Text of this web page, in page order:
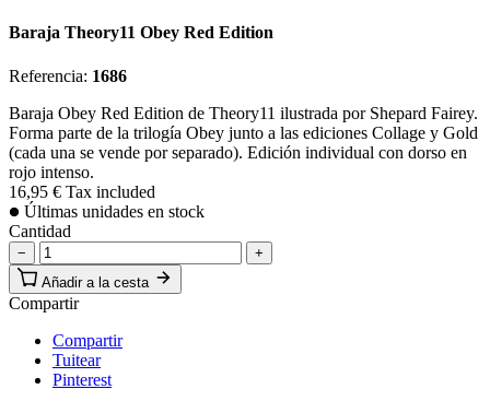
Baraja Theory11 Obey Red Edition
Referencia: 1686
Baraja Obey Red Edition de Theory11 ilustrada por Shepard Fairey.
Forma parte de la trilogía Obey junto a las ediciones Collage y Gold
(cada una se vende por separado). Edición individual con dorso en
rojo intenso.
16,95 € Tax included
Últimas unidades en stock
Cantidad
−
+
Añadir a la cesta
Compartir
Compartir
Tuitear
Pinterest